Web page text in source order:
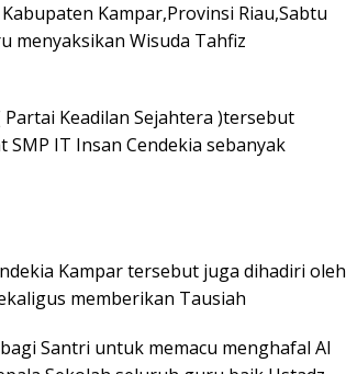
Kampar,Provinsi Riau,Sabtu
menyaksikan Wisuda Tahfiz
Keadilan Sejahtera )tersebut
IT Insan Cendekia sebanyak
Kampar tersebut juga dihadiri oleh
memberikan Tausiah
Santri untuk memacu menghafal Al